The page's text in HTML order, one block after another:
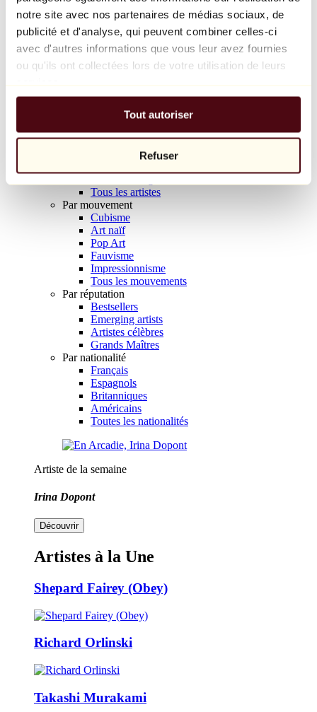
notre site avec nos partenaires de médias sociaux, de
publicité et d'analyse, qui peuvent combiner celles-ci
avec d'autres informations que vous leur avez fournies
ou qu'ils ont collectées lors de votre utilisation de leurs
Tout autoriser
Refuser
Balloon Dog (Orange)
Jeff Koons
10 000 €
Parcourir
Tous les sculpteurs
Tous les photographes
Tous les artistes
Par mouvement
Cubisme
Art naïf
Pop Art
Fauvisme
Impressionnisme
Tous les mouvements
Par réputation
Bestsellers
Emerging artists
Artistes célèbres
Grands Maîtres
Par nationalité
Français
Espagnols
Britanniques
Américains
Toutes les nationalités
Artiste de la semaine
Irina Dopont
Découvrir
Artistes à la Une
Shepard Fairey (Obey)
Richard Orlinski
Takashi Murakami